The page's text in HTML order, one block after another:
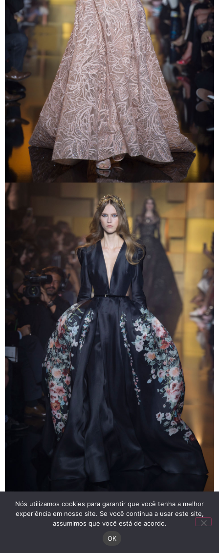
Nós utilizamos cookies para garantir que você tenha a melhor
experiência em nosso site. Se você continua a usar este site,
assumimos que você está de acordo.
OK